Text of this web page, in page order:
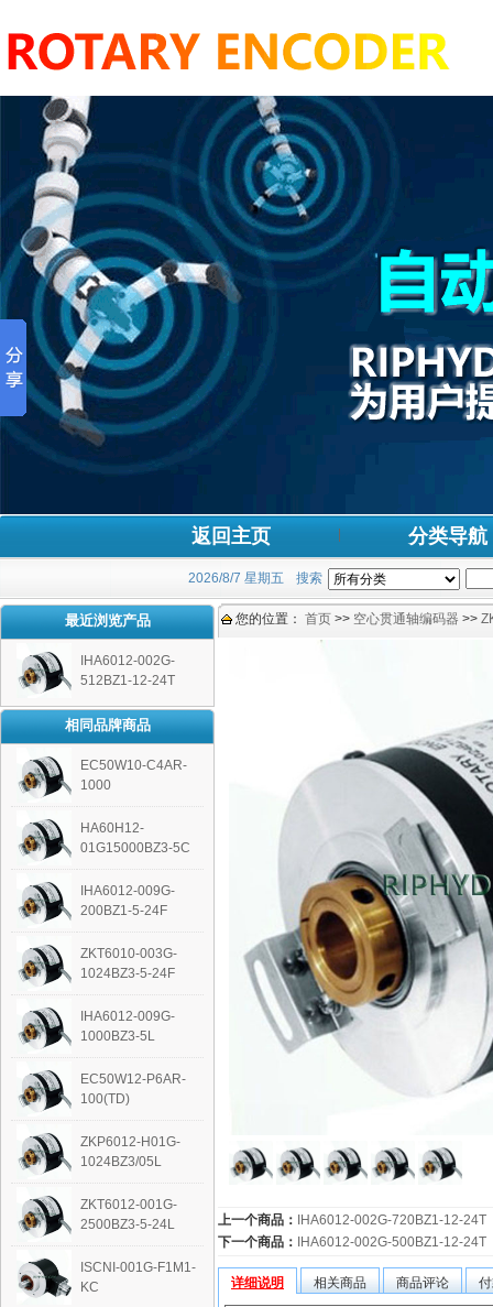
返回主页 分类导航
2026/8/7 星期五 搜索
最近浏览产品
IHA6012-002G-
512BZ1-12-24T
相同品牌商品
EC50W10-C4AR-
1000
HA60H12-
01G15000BZ3-5C
IHA6012-009G-
200BZ1-5-24F
ZKT6010-003G-
1024BZ3-5-24F
IHA6012-009G-
1000BZ3-5L
EC50W12-P6AR-
100(TD)
ZKP6012-H01G-
1024BZ3/05L
ZKT6012-001G-
2500BZ3-5-24L
ISCNI-001G-F1M1-
KC
您的位置： 首页 >> 空心贯通轴编码器 >>
上一个商品：
IHA6012-002G-720BZ1-12-24T
下一个商品：
IHA6012-002G-500BZ1-12-24T
详细说明 相关商品 商品评论